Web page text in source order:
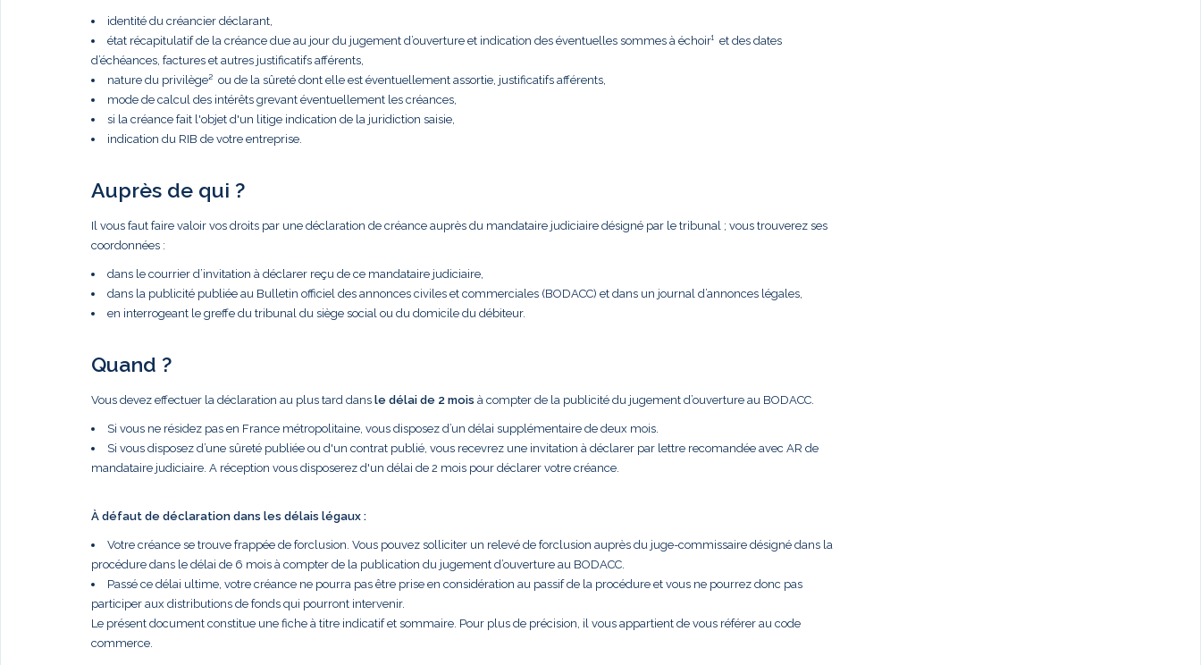
identité du créancier déclarant,
état récapitulatif de la créance due au jour du jugement d’ouverture et indication des éventuelles sommes à échoir¹ et des dates
d’échéances, factures et autres justificatifs afférents,
nature du privilège² ou de la sûreté dont elle est éventuellement assortie, justificatifs afférents,
mode de calcul des intérêts grevant éventuellement les créances,
si la créance fait l'objet d'un litige indication de la juridiction saisie,
indication du RIB de votre entreprise.
Auprès de qui ?
Il vous faut faire valoir vos droits par une déclaration de créance auprès du mandataire judiciaire désigné par le tribunal ; vous trouverez ses
coordonnées :
dans le courrier d’invitation à déclarer reçu de ce mandataire judiciaire,
dans la publicité publiée au Bulletin officiel des annonces civiles et commerciales (BODACC) et dans un journal d’annonces légales,
en interrogeant le greffe du tribunal du siège social ou du domicile du débiteur.
Quand ?
Vous devez effectuer la déclaration au plus tard dans le délai de 2 mois à compter de la publicité du jugement d’ouverture au BODACC.
Si vous ne résidez pas en France métropolitaine, vous disposez d’un délai supplémentaire de deux mois.
Si vous disposez d’une sûreté publiée ou d'un contrat publié, vous recevrez une invitation à déclarer par lettre recomandée avec AR de
mandataire judiciaire. A réception vous disposerez d'un délai de 2 mois pour déclarer votre créance.
À défaut de déclaration dans les délais légaux :
Votre créance se trouve frappée de forclusion. Vous pouvez solliciter un relevé de forclusion auprès du juge-commissaire désigné dans la
procédure dans le délai de 6 mois à compter de la publication du jugement d’ouverture au BODACC.
Passé ce délai ultime, votre créance ne pourra pas être prise en considération au passif de la procédure et vous ne pourrez donc pas
participer aux distributions de fonds qui pourront intervenir.
Le présent document constitue une fiche à titre indicatif et sommaire. Pour plus de précision, il vous appartient de vous référer au code
commerce.